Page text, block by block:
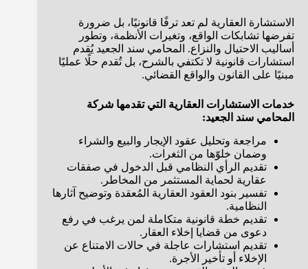
الاستشارة العقارية لم تعد ترفًا قانونيًا، بل ضرورة
تفرضها تشابكات الواقع، وتغيرات الأنظمة، وتطور
أساليب الاحتيال والنزاع. المحامي سند الجعيد يُقدم
استشارات قانونية لا تكتفي بالشرح، بل تُقدم حلًا عمليًا
مبنيًا على القانون والواقع القضائي.
خدمات الاستشارات العقارية التي تقدمها شركة
المحامي سند الجعيد:
مراجعة وتحليل عقود الإيجار والبيع والشراء
وضمان خلوّها من الثغرات.
تقديم الرأي النظامي قبل الدخول في صفقات
عقارية لحماية المستثمر من المخاطر.
تفسير بنود العقود العقارية المُعقدة وتوضيح آثارها
النظامية.
تقديم خطة قانونية متكاملة لمن يرغب في رفع
دعوى من قضايا إخلاء العقار.
تقديم استشارات عاجلة في حالات الامتناع عن
الإخلاء أو تأخير الأجرة.